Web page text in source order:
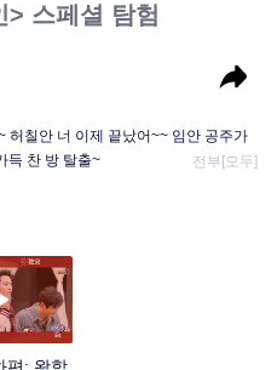
스페셜 탐험
허칠안 너 이제 끝났어~~ 임안 공주가
득 찬 방 탈출~
전부[모두]